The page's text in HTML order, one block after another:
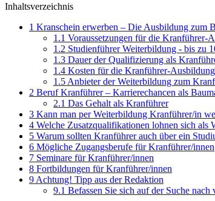
Inhaltsverzeichnis
1 Kranschein erwerben – Die Ausbildung zum
1.1 Voraussetzungen für die Kranführer-
1.2 Studienführer Weiterbildung - bis zu
1.3 Dauer der Qualifizierung als
1.4 Kosten für die Kranführer-Ausbildung
1.5 Anbieter der Weiterbildung zum
2 Beruf Kranführer – Karrierechancen als
2.1 Das Gehalt als Kranführer
3 Kann man per Weiterbildung Kranführer/in
4 Welche Zusatzqualifikationen lohnen sich als
5 Warum sollten Kranführer auch über ein
6 Mögliche Zugangsberufe für Kranführer/innen
7 Seminare für Kranführer/innen
8 Fortbildungen für Kranführer/innen
9 Achtung! Tipp aus der Redaktion
9.1 Befassen Sie sich auf der Suche